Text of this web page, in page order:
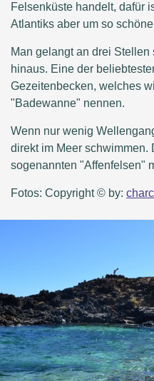
Felsenküste handelt, dafür
Atlantiks aber um so
Man gelangt an drei
hinaus. Eine der
Gezeitenbecken, welches
"Badewanne" nennen.
Wenn nur wenig
direkt im Meer
sogenannten "Affenfelsen"
Fotos: Copyright © by: